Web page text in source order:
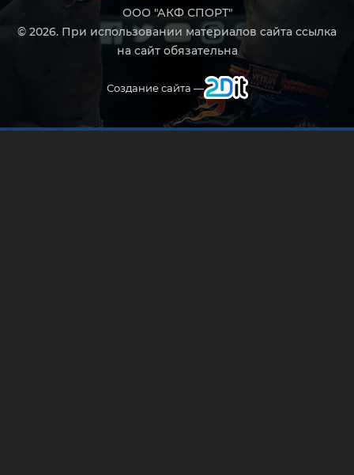
ООО "АКФ СПОРТ"
© 2026. При использовании материалов сайта ссылка
на сайт обязательна
Создание сайта —